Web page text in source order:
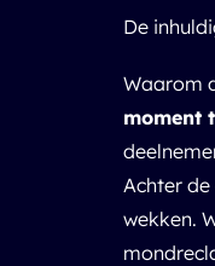
De
Waarom
moment
Achter
wekken.